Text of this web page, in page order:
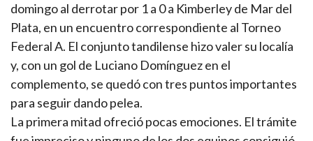
domingo al derrotar por 1 a 0 a Kimberley de Mar del
Plata, en un encuentro correspondiente al Torneo
Federal A. El conjunto tandilense hizo valer su localía
y, con un gol de Luciano Domínguez en el
complemento, se quedó con tres puntos importantes
para seguir dando pelea.
La primera mitad ofreció pocas emociones. El trámite